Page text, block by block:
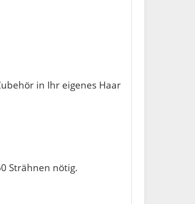
in Ihr eigenes Haar
Strähnen nötig.